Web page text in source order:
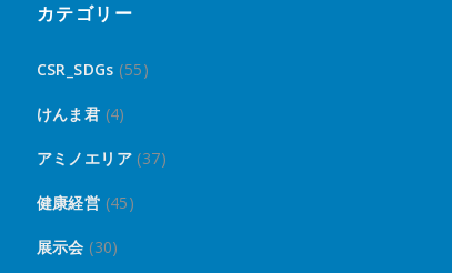
カテゴリー
CSR_SDGs (55)
けんま君 (4)
アミノエリア (37)
健康経営 (45)
展示会 (30)